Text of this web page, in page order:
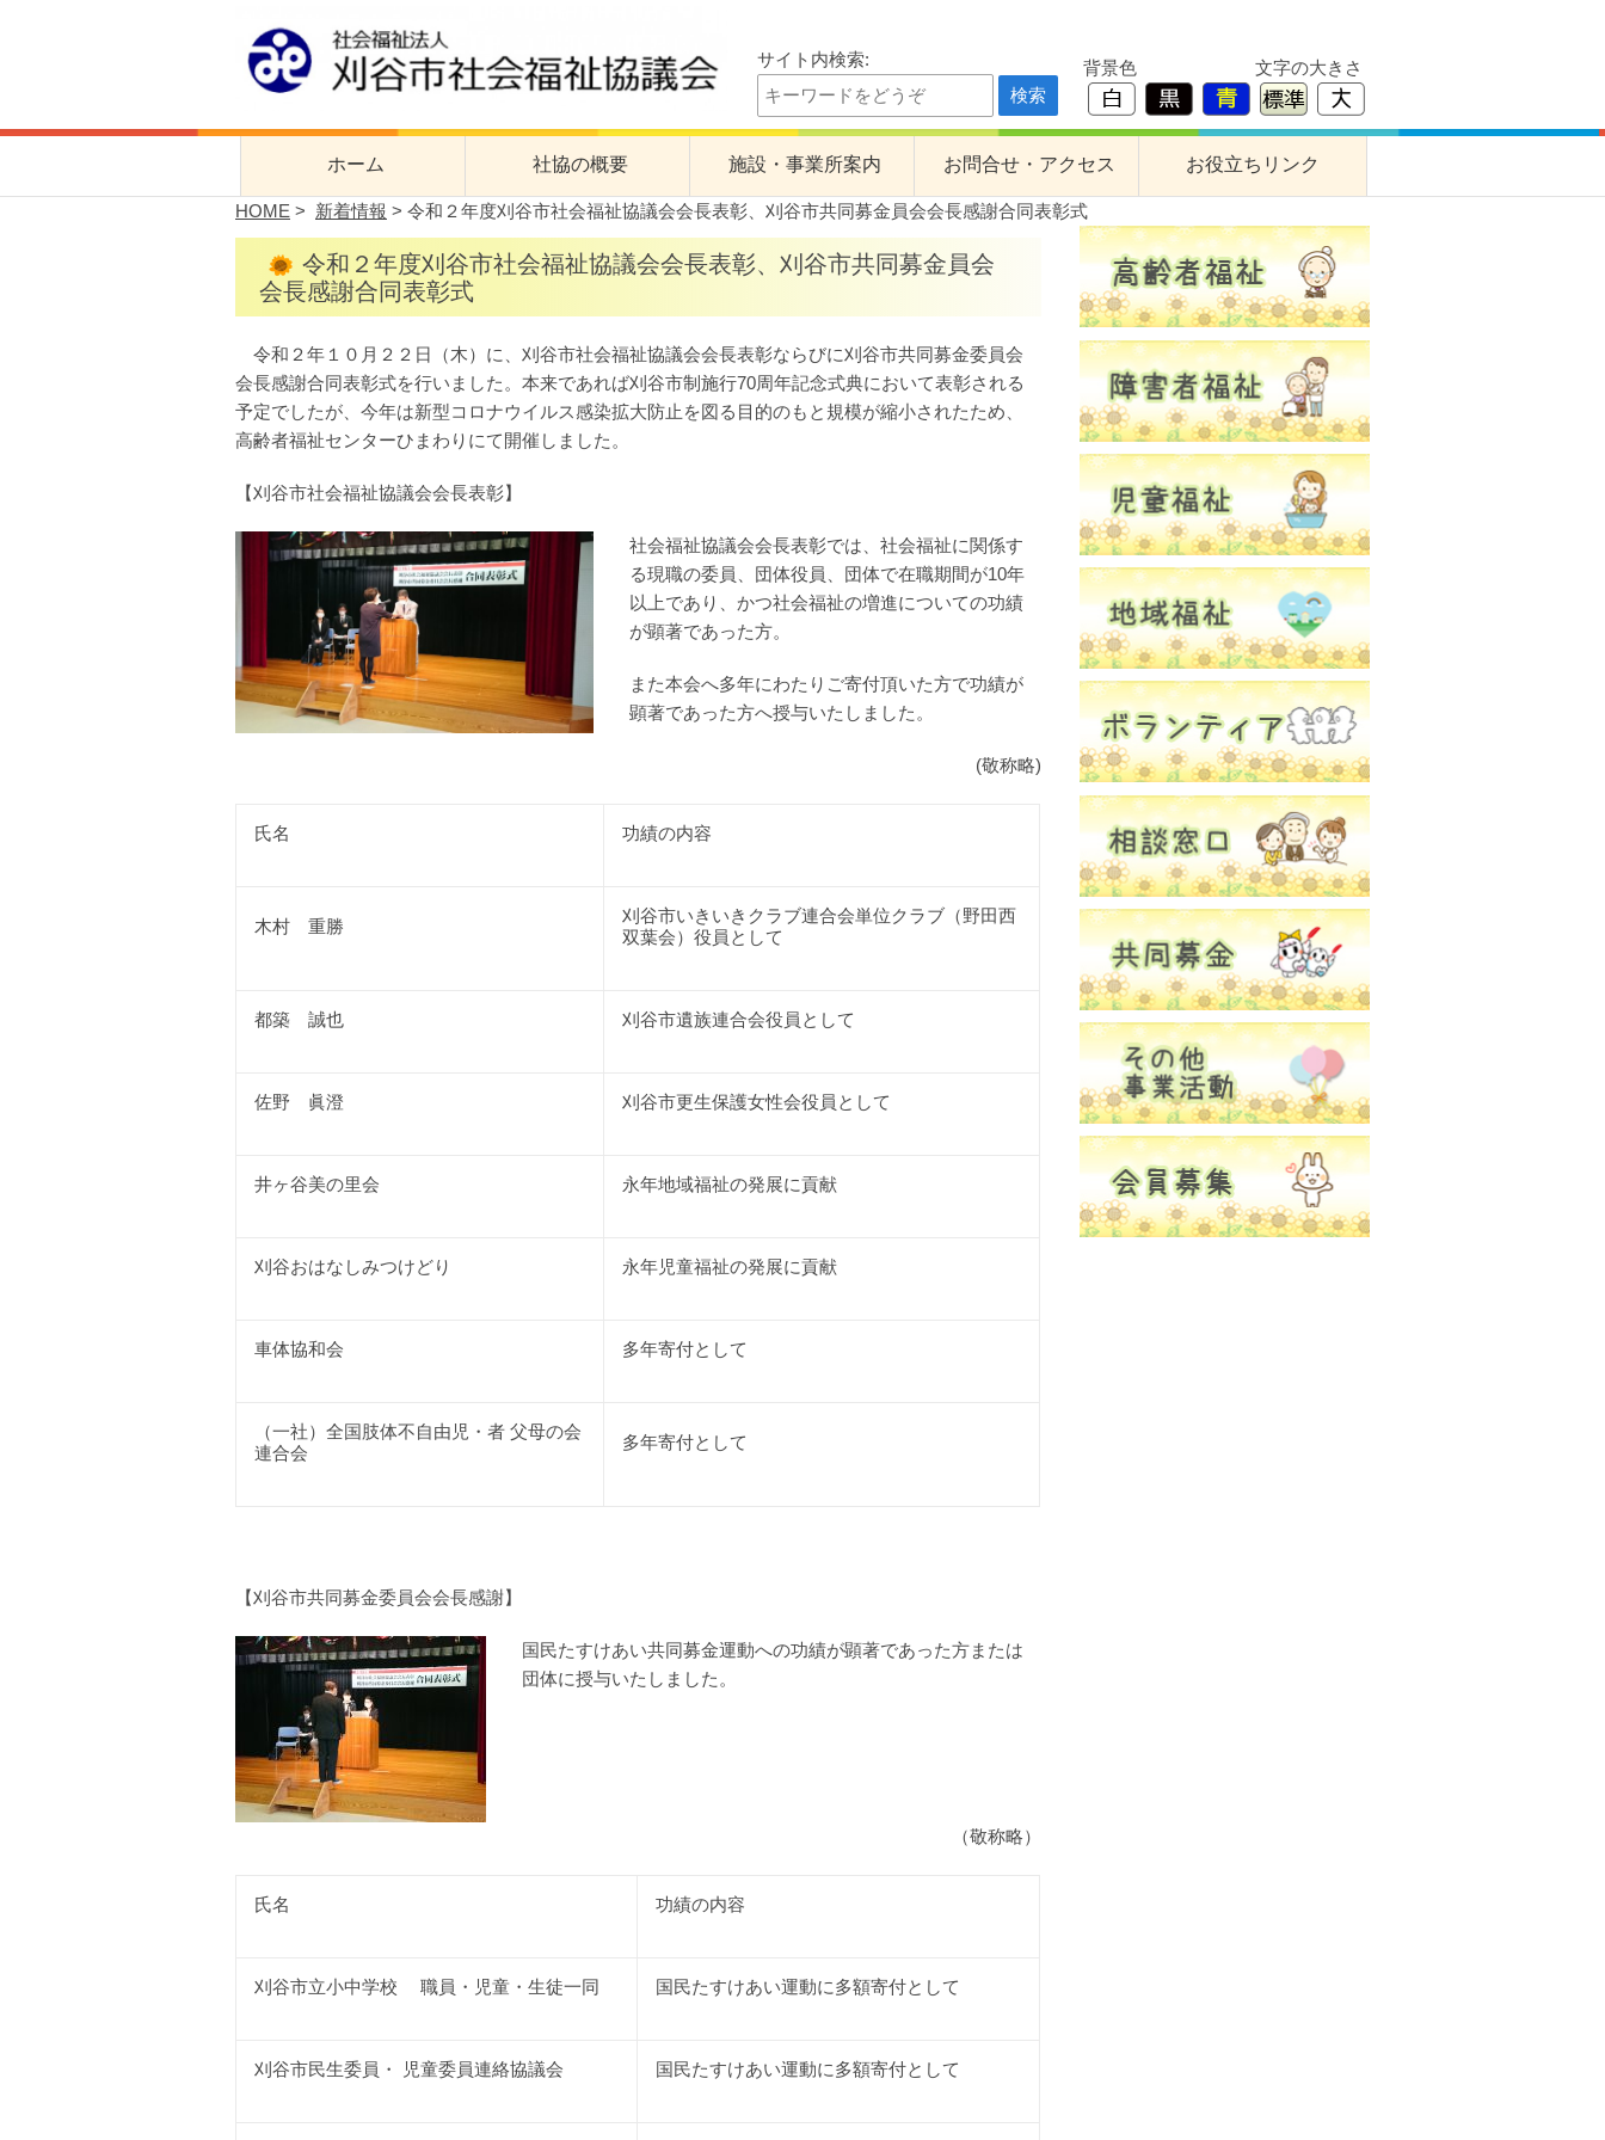
サイト内検索: 文字の大きさ
背景色
刈谷市社会福祉協議会
刈谷市社会福祉協議会公式サイト
ホーム 社協の概要
社協の計画
事業計画・予算・事業報告・決算
施設・事業所案内
くすのき園 すぎな作業所
心身障害者福祉会館 障害者支援事業所
身体障害者デイサービスセンターたんぽぽ 養護老人ホーム
老人デイサービスセンターひまわり 高齢者交流プラザ
一ツ木福祉センター 居宅介護支援事業所
基幹型地域包括支援センター
成年後見支援センター
終活あんしんセンター ボランティアセンター
お問合せ・アクセス お役立ちリンク
HOME > 新着情報 > 令和２年度刈谷市社会福祉協議会会長表彰、刈谷市共同募金員会会長感謝合同表彰式
令和２年度刈谷市社会福祉協議会会長表彰、刈谷市共同募金員会
会長感謝合同表彰式
令和２年１０月２２日（木）に、刈谷市社会福祉協議会会長表彰ならびに刈谷市共同募金委員会
会長感謝合同表彰式を行いました。本来であれば刈谷市制施行70周年記念式典において表彰される
予定でしたが、今年は新型コロナウイルス感染拡大防止を図る目的のもと規模が縮小されたため、
高齢者福祉センターひまわりにて開催しました。
【刈谷市社会福祉協議会会長表彰】
社会福祉協議会会長表彰では、社会福祉に関係す
る現職の委員、団体役員、団体で在職期間が10年
以上であり、かつ社会福祉の増進についての功績
が顕著であった方。
また本会へ多年にわたりご寄付頂いた方で功績が
顕著であった方へ授与いたしました。
(敬称略)
氏名 功績の内容
木村 重勝
刈谷市いきいきクラブ連合会単位クラブ（野田西
双葉会）役員として
都築 誠也 刈谷市遺族連合会役員として
佐野 眞澄 刈谷市更生保護女性会役員として
井ヶ谷美の里会 永年地域福祉の発展に貢献
刈谷おはなしみつけどり 永年児童福祉の発展に貢献
車体協和会 多年寄付として
（一社）全国肢体不自由児・者 父母の会
連合会
多年寄付として
【刈谷市共同募金委員会会長感謝】
国民たすけあい共同募金運動への功績が顕著であった方または
団体に授与いたしました。
（敬称略）
氏名 功績の内容
刈谷市立小中学校 職員・児童・生徒一同 国民たすけあい運動に多額寄付として
刈谷市民生委員・ 児童委員連絡協議会 国民たすけあい運動に多額寄付として